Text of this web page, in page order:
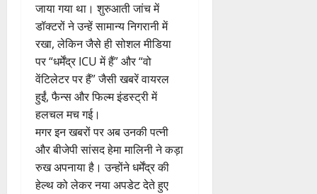
जाया गया था। शुरुआती जांच में
डॉक्टरों ने उन्हें सामान्य निगरानी में
रखा, लेकिन जैसे ही सोशल मीडिया
पर “धर्मेंद्र ICU में हैं” और “वो
वेंटिलेटर पर हैं” जैसी खबरें वायरल
हुईं, फैन्स और फिल्म इंडस्ट्री में
हलचल मच गई।
मगर इन खबरों पर अब उनकी पत्नी
और बीजेपी सांसद हेमा मालिनी ने कड़ा
रुख अपनाया है। उन्होंने धर्मेंद्र की
हेल्थ को लेकर नया अपडेट देते हुए